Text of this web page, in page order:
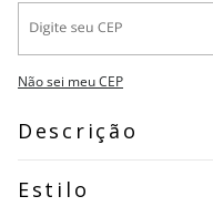
Não sei meu CEP
Descrição
Estilo